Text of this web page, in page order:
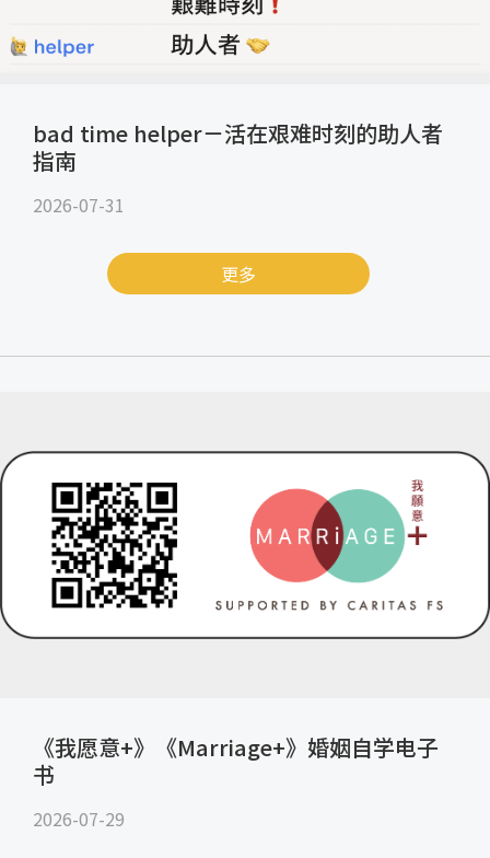
bad time helper－活在艰难时刻的助人者
指南
2026-07-31
更多
《我愿意+》《Marriage+》婚姻自学电子
书
2026-07-29